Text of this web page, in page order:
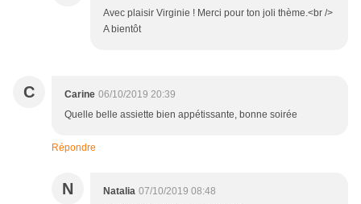
Avec plaisir Virginie ! Merci pour ton joli thème.<br />
A bientôt
C Carine 06/10/2019 20:39
Quelle belle assiette bien appétissante, bonne soirée
Répondre
N Natalia 07/10/2019 08:48